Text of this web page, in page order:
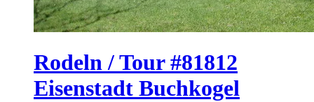
Rodeln / Tour #81812
Eisenstadt Buchkogel